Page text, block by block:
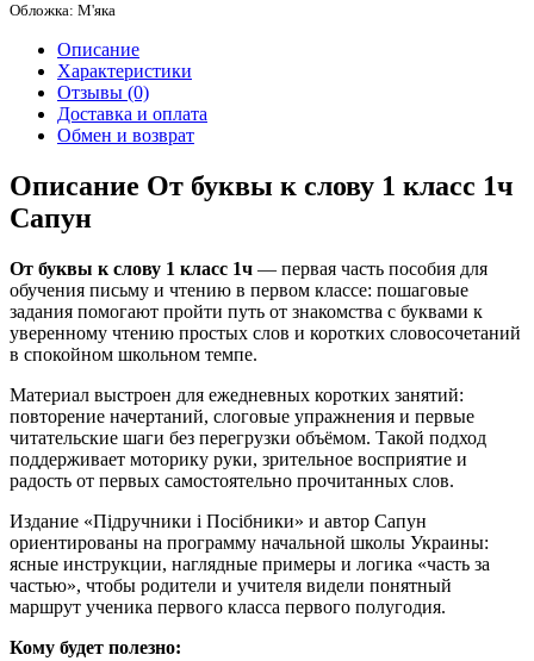
Обложка: М'яка
Описание
Характеристики
Отзывы (0)
Доставка и оплата
Обмен и возврат
Описание От буквы к слову 1 класс 1ч
Сапун
От буквы к слову 1 класс 1ч — первая часть пособия для
обучения письму и чтению в первом классе: пошаговые
задания помогают пройти путь от знакомства с буквами к
уверенному чтению простых слов и коротких словосочетаний
в спокойном школьном темпе.
Материал выстроен для ежедневных коротких занятий:
повторение начертаний, слоговые упражнения и первые
читательские шаги без перегрузки объёмом. Такой подход
поддерживает моторику руки, зрительное восприятие и
радость от первых самостоятельно прочитанных слов.
Издание «Підручники і Посібники» и автор Сапун
ориентированы на программу начальной школы Украины:
ясные инструкции, наглядные примеры и логика «часть за
частью», чтобы родители и учителя видели понятный
маршрут ученика первого класса первого полугодия.
Кому будет полезно: